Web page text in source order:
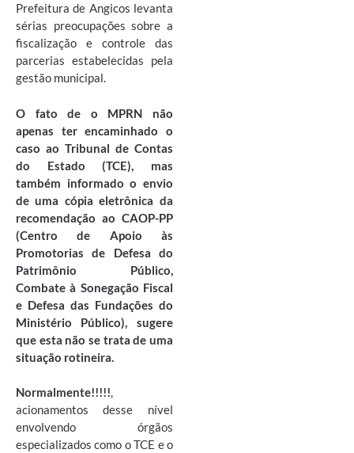
Prefeitura de Angicos levanta
sérias preocupações sobre a
fiscalização e controle das
parcerias estabelecidas pela
gestão municipal.
O fato de o MPRN não
apenas ter encaminhado o
caso ao Tribunal de Contas
do Estado (TCE), mas
também informado o envio
de uma cópia eletrônica da
recomendação ao CAOP-PP
(Centro de Apoio às
Promotorias de Defesa do
Patrimônio Público,
Combate à Sonegação Fiscal
e Defesa das Fundações do
Ministério Público), sugere
que esta não se trata de uma
situação rotineira.
Normalmente!!!!!,
acionamentos desse nível
envolvendo órgãos
especializados como o TCE e o